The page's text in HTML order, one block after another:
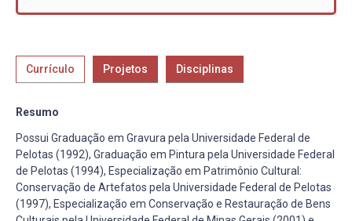
Currículo Projetos Disciplinas
Resumo
Possui Graduação em Gravura pela Universidade Federal de
Pelotas (1992), Graduação em Pintura pela Universidade Federal
de Pelotas (1994), Especialização em Patrimônio Cultural:
Conservação de Artefatos pela Universidade Federal de Pelotas
(1997), Especialização em Conservação e Restauração de Bens